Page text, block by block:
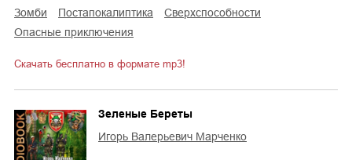
зомби
постапокалиптика
сверхспособности
опасные приключения
Скачать бесплатно в формате mp3!
Зеленые Береты
Игорь Валерьевич Марченко